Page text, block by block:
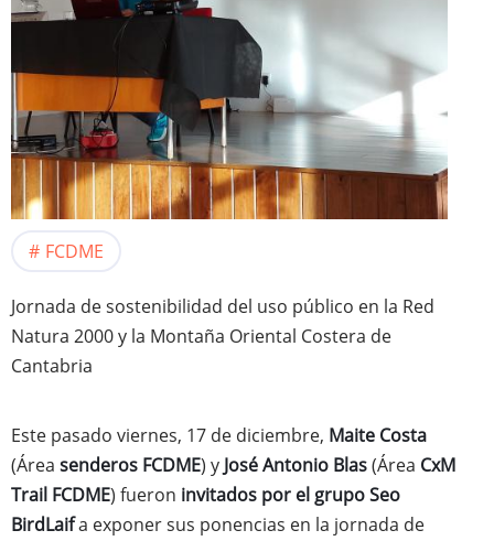
FCDME
Jornada de sostenibilidad del uso público en la Red
Natura 2000 y la Montaña Oriental Costera de
Cantabria
Este pasado viernes, 17 de diciembre, Maite Costa
(Área senderos FCDME) y José Antonio Blas(Área CxM
Trail FCDME) fueron invitados por el grupo Seo
BirdLaifa exponer sus ponencias en la jornada de